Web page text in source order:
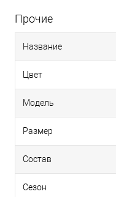
Прочие
Название
Цвет
Модель
Размер
Состав
Сезон